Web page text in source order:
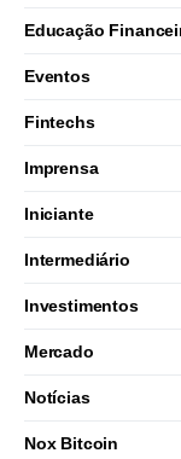
Educação
Eventos
Fintechs
Imprensa
Iniciante
Intermediário
Investimentos
Mercado
Notícias
Nox Bitcoin